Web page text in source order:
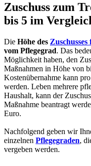
Zuschuss zum
bis 5 im
Die Höhe des
vom Pflegegrad. Das
Möglichkeit haben, den
Maßnahmen in Höhe von
Kostenübernahme kann
werden. Leben mehrere
Haushalt, kann der
Maßnahme beantragt
Euro.
Nachfolgend geben wir
einzelnen Pflegegraden,
vergeben werden.